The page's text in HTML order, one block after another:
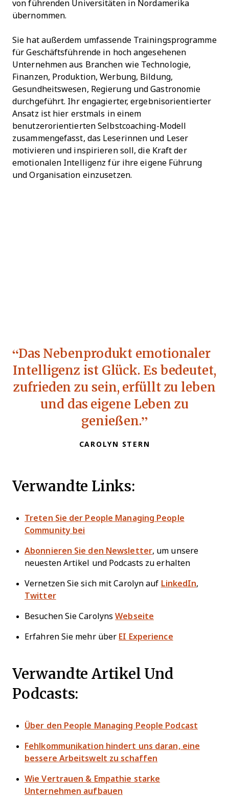
von führenden Universitäten in Nordamerika
übernommen.
Sie hat außerdem umfassende Trainingsprogramme
für Geschäftsführende in hoch angesehenen
Unternehmen aus Branchen wie Technologie,
Finanzen, Produktion, Werbung, Bildung,
Gesundheitswesen, Regierung und Gastronomie
durchgeführt. Ihr engagierter, ergebnisorientierter
Ansatz ist hier erstmals in einem
benutzerorientierten Selbstcoaching-Modell
zusammengefasst, das Leserinnen und Leser
motivieren und inspirieren soll, die Kraft der
emotionalen Intelligenz für ihre eigene Führung
und Organisation einzusetzen.
Das Nebenprodukt emotionaler
Intelligenz ist Glück. Es bedeutet,
zufrieden zu sein, erfüllt zu leben
und das eigene Leben zu
genießen.
CAROLYN STERN
Verwandte Links:
Treten Sie der People Managing People
Community bei
Abonnieren Sie den Newsletter, um unsere
neuesten Artikel und Podcasts zu erhalten
Vernetzen Sie sich mit Carolyn auf LinkedIn,
Twitter
Besuchen Sie CarolynsWebseite
Erfahren Sie mehr über EI Experience
Verwandte Artikel Und
Podcasts:
Über den People Managing People Podcast
Fehlkommunikation hindert uns daran, eine
bessere Arbeitswelt zu schaffen
Wie Vertrauen & Empathie starke
Unternehmen aufbauen